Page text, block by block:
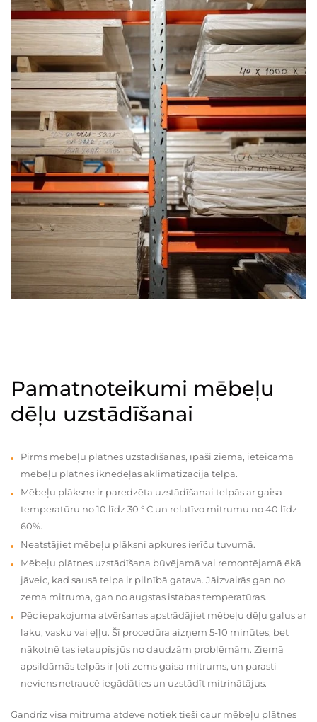
Pamatnoteikumi mēbeļu
dēļu uzstādīšanai
Pirms mēbeļu plātnes uzstādīšanas, īpaši ziemā, ieteicama
mēbeļu plātnes iknedēļas aklimatizācija telpā.
Mēbeļu plāksne ir paredzēta uzstādīšanai telpās ar gaisa
temperatūru no 10 līdz 30 ° C un relatīvo mitrumu no 40 līdz
60%.
Neatstājiet mēbeļu plāksni apkures ierīču tuvumā.
Mēbeļu plātnes uzstādīšana būvējamā vai remontējamā ēkā
jāveic, kad sausā telpa ir pilnībā gatava. Jāizvairās gan no
zema mitruma, gan no augstas istabas temperatūras.
Pēc iepakojuma atvēršanas apstrādājiet mēbeļu dēļu galus ar
laku, vasku vai eļļu. Šī procedūra aizņem 5-10 minūtes, bet
nākotnē tas ietaupīs jūs no daudzām problēmām. Ziemā
apsildāmās telpās ir ļoti zems gaisa mitrums, un parasti
neviens netraucē iegādāties un uzstādīt mitrinātājus.
Gandrīz visa mitruma atdeve notiek tieši caur mēbeļu plātnes